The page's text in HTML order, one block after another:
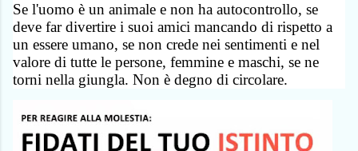
Se l'uomo è un animale e non ha autocontrollo, se
deve far divertire i suoi amici mancando di rispetto a
un essere umano, se non crede nei sentimenti e nel
valore di tutte le persone, femmine e maschi, se ne
torni nella giungla. Non è degno di circolare.